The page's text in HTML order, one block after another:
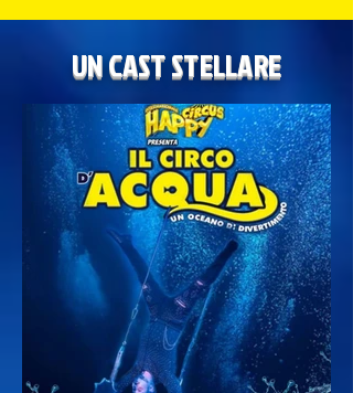
UN CAST STELLARE